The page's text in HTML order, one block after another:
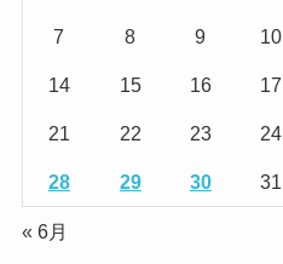
7 8 9 10
14 15 16 17
21 22 23 24
28 29 30 31
« 6月